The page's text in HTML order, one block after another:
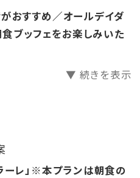
業しているため、SUPやシ
グなどに参加し、我を忘れ
するもよし。
セットには、心が躍ること
おすすめ／オールデイダ
食ブッフェをお楽しみいた
▼ 続きを表示
ーレ」※本プランは朝食の